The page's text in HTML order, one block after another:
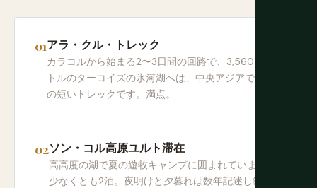
アラ・クル・トレック
カラコルから始まる2〜3日間の回路で、3,560メー
トルのターコイズの氷河湖へは、中央アジアで最高
の短いトレックです。満点。
ソン・コル高原ユルト滞在
高高度の湖で夏の遊牧キャンプに囲まれています。
少なくとも2泊。夜明けと夕暮れは数年記述し続けま